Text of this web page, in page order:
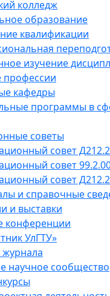
колледж
образование
квалификации
изучение
профессии
кафедры
программы в
советы
совет
совет
совет
и справочные
и выставки
конференции
УлГТУ»
научное сообщество